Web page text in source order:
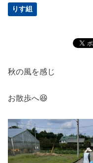
りす組
秋の風を感じ
お散歩へ😆